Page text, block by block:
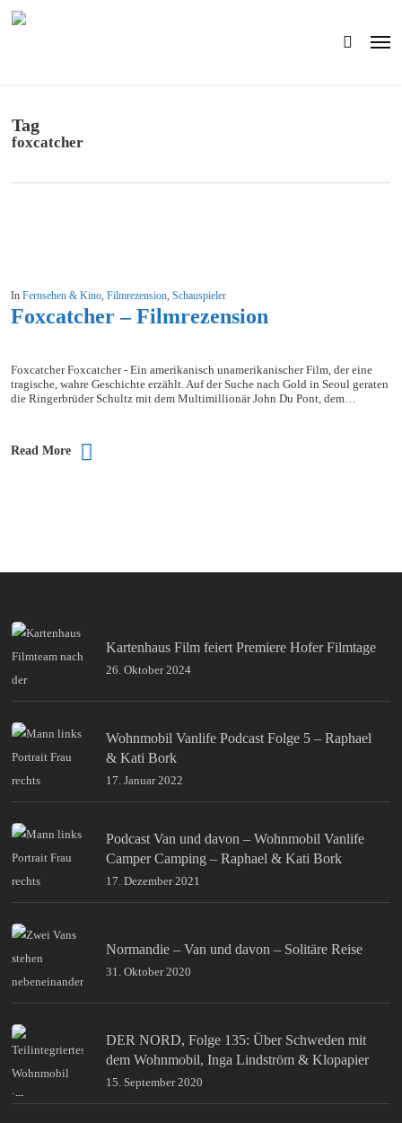
search
Tag
foxcatcher
InFernsehen & Kino,Filmrezension,Schauspieler
Foxcatcher – Filmrezension
Foxcatcher Foxcatcher - Ein amerikanisch unamerikanischer Film, der eine
tragische, wahre Geschichte erzählt. Auf der Suche nach Gold in Seoul geraten
die Ringerbrüder Schultz mit dem Multimillionär John Du Pont, dem…
Read More
Kartenhaus Film feiert Premiere Hofer Filmtage
26. Oktober 2024
Wohnmobil Vanlife Podcast Folge 5 – Raphael
& Kati Bork
17. Januar 2022
Podcast Van und davon – Wohnmobil Vanlife
Camper Camping – Raphael & Kati Bork
17. Dezember 2021
Normandie – Van und davon – Solitäre Reise
31. Oktober 2020
DER NORD, Folge 135: Über Schweden mit
dem Wohnmobil, Inga Lindström & Klopapier
15. September 2020